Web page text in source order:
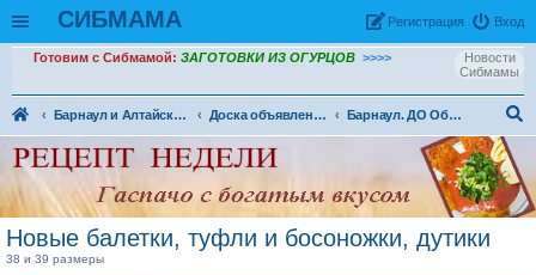
СИБМАМА Вход
Рeгиcтpaция
Новости
Сибмамы
Готовим с Сибмамой: ЗАГОТОВКИ ИЗ ОГУРЦОВ >>>>
Барнаул и Алтайский край Доска объявлений г. Барнаул
Барнаул. ДО Обувь для взрослых
ск
Новые балетки, туфли и босоножки, дутики
38 и 39 размеры